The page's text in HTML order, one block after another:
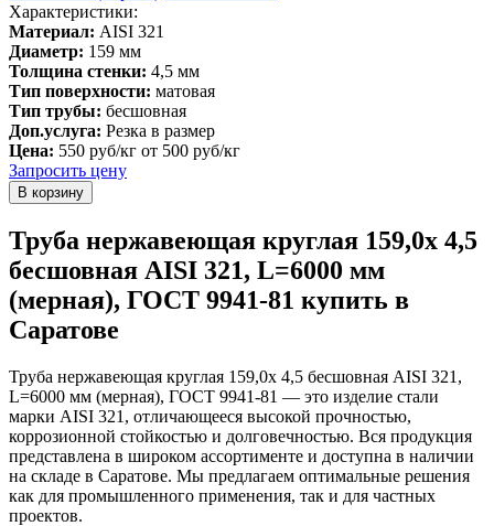
Характеристики:
Материал: AISI 321
Диаметр: 159 мм
Толщина стенки: 4,5 мм
Тип поверхности: матовая
Тип трубы: бесшовная
Доп.услуга: Резка в размер
Цена: 550 руб/кг от 500 руб/кг
Запросить цену
Труба нержавеющая круглая 159,0х 4,5
бесшовная AISI 321, L=6000 мм
(мерная), ГОСТ 9941-81 купить в
Саратове
Труба нержавеющая круглая 159,0х 4,5 бесшовная AISI 321,
L=6000 мм (мерная), ГОСТ 9941-81 — это изделие стали
марки AISI 321, отличающееся высокой прочностью,
коррозионной стойкостью и долговечностью. Вся продукция
представлена в широком ассортименте и доступна в наличии
на складе в Саратове. Мы предлагаем оптимальные решения
как для промышленного применения, так и для частных
проектов.